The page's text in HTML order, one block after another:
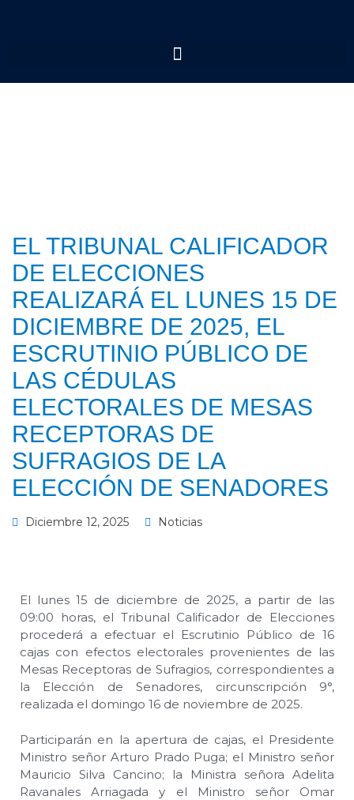
EL TRIBUNAL CALIFICADOR
DE ELECCIONES
REALIZARÁ EL LUNES 15 DE
DICIEMBRE DE 2025, EL
ESCRUTINIO PÚBLICO DE
LAS CÉDULAS
ELECTORALES DE MESAS
RECEPTORAS DE
SUFRAGIOS DE LA
ELECCIÓN DE SENADORES
Diciembre 12, 2025 Noticias
El lunes 15 de diciembre de 2025, a partir de las
09:00 horas, el Tribunal Calificador de Elecciones
procederá a efectuar el Escrutinio Público de 16
cajas con efectos electorales provenientes de las
Mesas Receptoras de Sufragios, correspondientes a
la Elección de Senadores, circunscripción 9°,
realizada el domingo 16 de noviembre de 2025.
Participarán en la apertura de cajas, el Presidente
Ministro señor Arturo Prado Puga; el Ministro señor
Mauricio Silva Cancino; la Ministra señora Adelita
Ravanales Arriagada y el Ministro señor Omar